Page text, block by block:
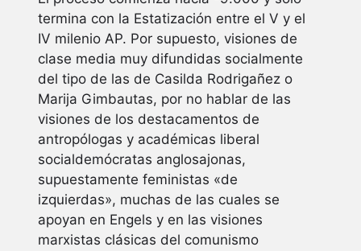
termina con la Estatización entre el V y el
IV milenio AP. Por supuesto, visiones de
clase media muy difundidas socialmente
del tipo de las de Casilda Rodrigañez o
Marija Gimbautas, por no hablar de las
visiones de los destacamentos de
antropólogas y académicas liberal
socialdemócratas anglosajonas,
supuestamente feministas «de
izquierdas», muchas de las cuales se
apoyan en Engels y en las visiones
marxistas clásicas del comunismo